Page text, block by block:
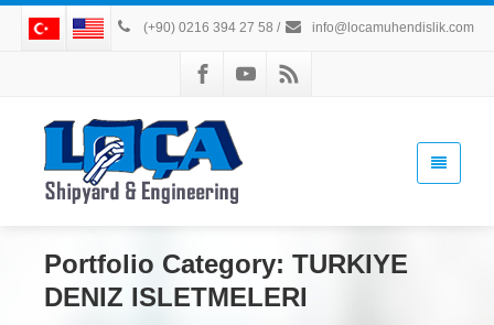
(+90) 0216 394 27 58 / info@locamuhendislik.com
Portfolio Category: TURKIYE
DENIZ ISLETMELERI